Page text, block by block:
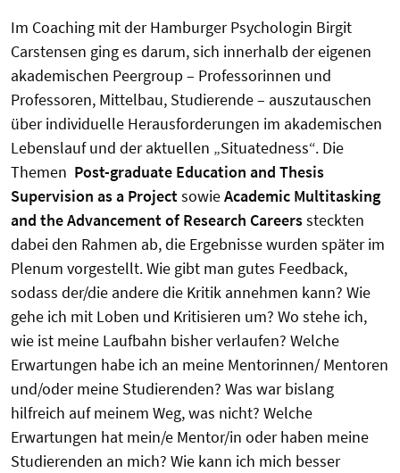
Im Coaching mit der Hamburger Psychologin Birgit
Carstensen ging es darum, sich innerhalb der eigenen
akademischen Peergroup – Professorinnen und
Professoren, Mittelbau, Studierende – auszutauschen
über individuelle Herausforderungen im akademischen
Lebenslauf und der aktuellen „Situatedness“. Die
Themen Post-graduate Education and Thesis
Supervision as a ProjectsowieAcademic Multitasking
and the Advancement of Research Careerssteckten
dabei den Rahmen ab, die Ergebnisse wurden später im
Plenum vorgestellt. Wie gibt man gutes Feedback,
sodass der/die andere die Kritik annehmen kann? Wie
gehe ich mit Loben und Kritisieren um? Wo stehe ich,
wie ist meine Laufbahn bisher verlaufen? Welche
Erwartungen habe ich an meine Mentorinnen/ Mentoren
und/oder meine Studierenden? Was war bislang
hilfreich auf meinem Weg, was nicht? Welche
Erwartungen hat mein/e Mentor/in oder haben meine
Studierenden an mich? Wie kann ich mich besser